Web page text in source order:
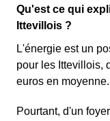
Qu'est ce qui
Ittevillois ?
L'énergie est un
pour les Ittevillois,
euros en moyenne.
Pourtant, d'un